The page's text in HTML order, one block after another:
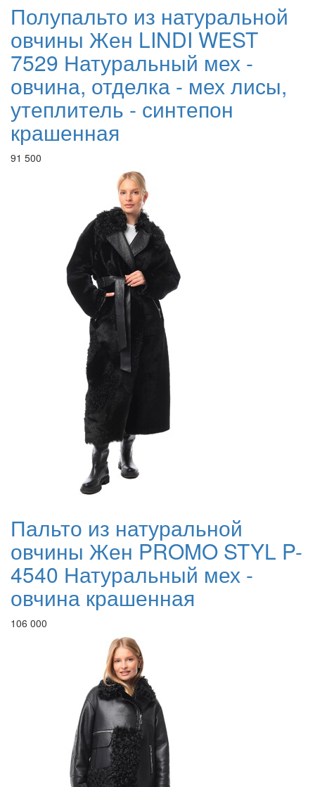
Полупальто из натуральной
овчины Жен LINDI WEST
7529 Натуральный мех -
овчина, отделка - мех лисы,
утеплитель - синтепон
крашенная
91 500
Пальто из натуральной
овчины Жен PROMO STYL P-
4540 Натуральный мех -
овчина крашенная
106 000